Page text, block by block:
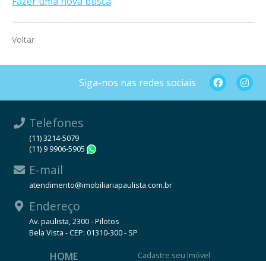
Voltar
Siga-nos nas redes sociais
Telefones
(11) 3214-5079
(11) 9 9906-5905
E-mail
atendimento@imobiliariapaulista.com.br
Endereço
Av. paulista, 2300 - Pilotos
Bela Vista - CEP: 01310-300 - SP
HOME Cadastre seu Imóvel